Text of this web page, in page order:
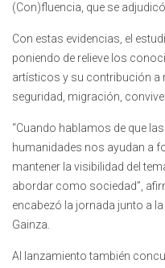
(Con)fluencia, que se
Con estas evidencias, el
poniendo de relieve los
artísticos y su contribución
seguridad, migración,
“Cuando hablamos de que
humanidades nos ayudan a
mantener la visibilidad del
abordar como sociedad”,
encabezó la jornada junto a
Gainza.
Al lanzamiento también